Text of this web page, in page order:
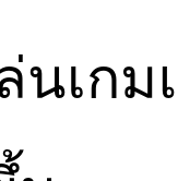
นเก